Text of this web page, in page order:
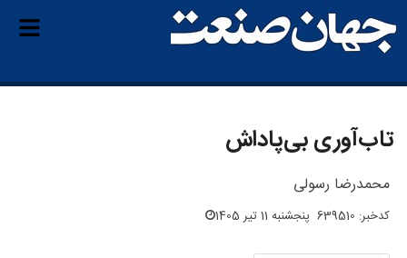
تاب‌آوری بی‌‌پاداش
محمدرضا رسولی
کدخبر: 639510 پنجشنبه 11 تیر 1405